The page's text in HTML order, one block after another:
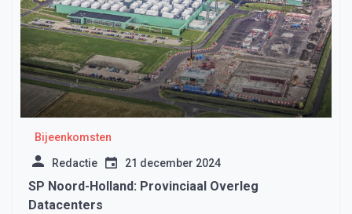
Bijeenkomsten
Redactie 21 december 2024
SP Noord-Holland: Provinciaal Overleg
Datacenters